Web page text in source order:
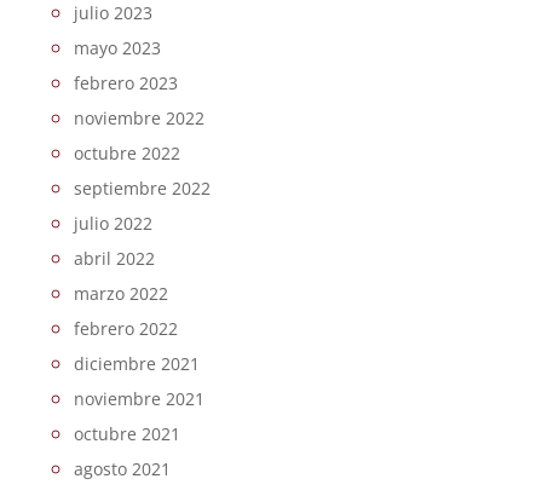
julio 2023
mayo 2023
febrero 2023
noviembre 2022
octubre 2022
septiembre 2022
julio 2022
abril 2022
marzo 2022
febrero 2022
diciembre 2021
noviembre 2021
octubre 2021
agosto 2021